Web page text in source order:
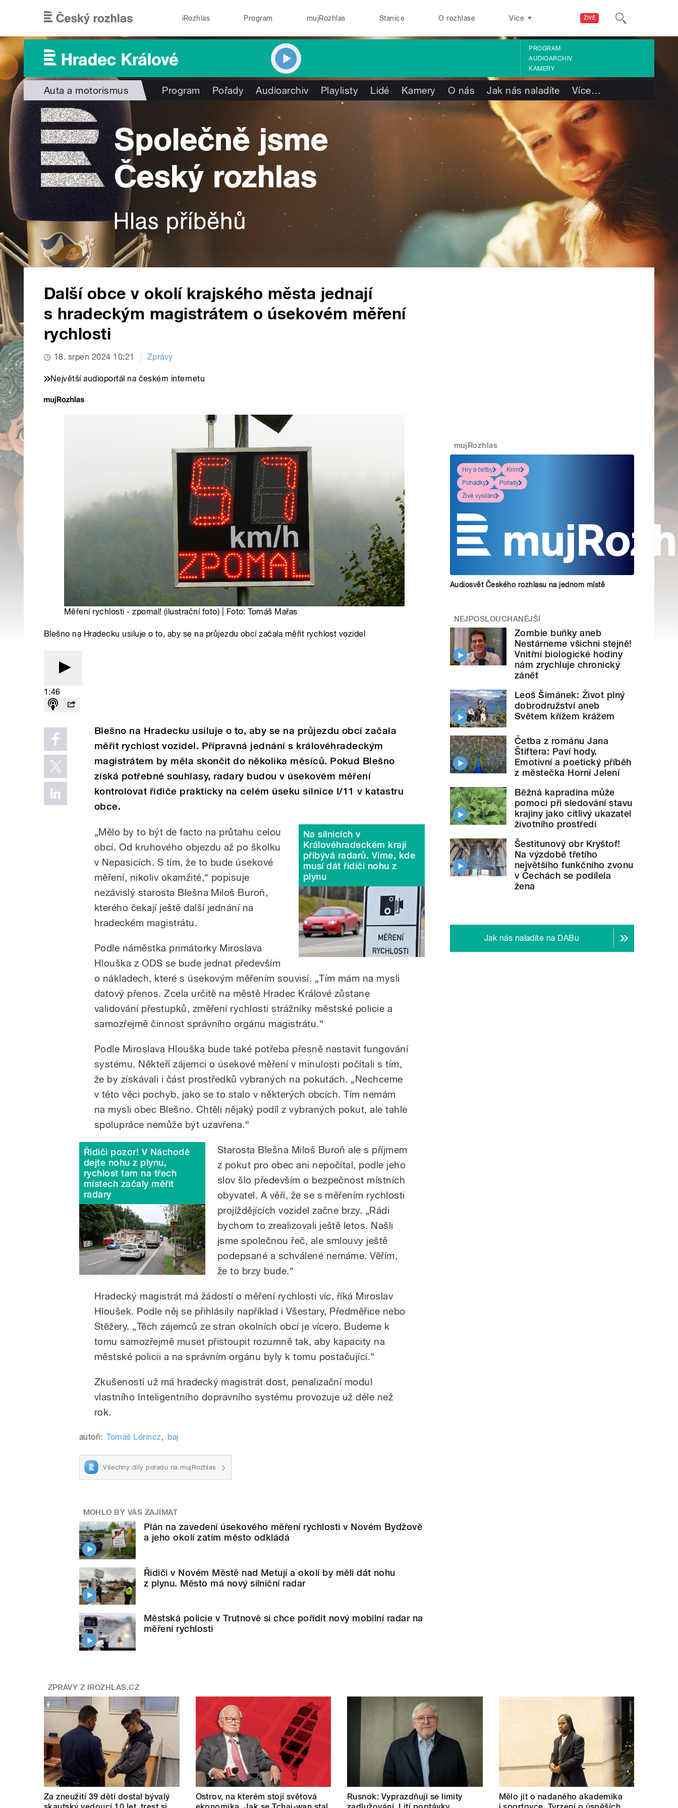
ŽIVĚ
iRozhlas Program mujRozhlas Stanice O rozhlase Více
PROGRAM
AUDIOARCHIV
KAMERY
Auta a motorismus Program Pořady Audioarchiv Playlisty Lidé Kamery O nás Jak nás naladíte Více…
Další obce v okolí krajského města jednají
s hradeckým magistrátem o úsekovém měření
rychlosti
18. srpen 2024 10:21 Zprávy
Největší audioportál na českém internetu
Měření rychlosti - zpomal! (ilustrační foto) | Foto: Tomáš Mařas
Blešno na Hradecku usiluje o to, aby se na průjezdu obcí začala měřit rychlost vozidel
1:46
Blešno na Hradecku usiluje o to, aby se na průjezdu obcí začala
měřit rychlost vozidel. Přípravná jednání s královéhradeckým
magistrátem by měla skončit do několika měsíců. Pokud Blešno
získá potřebné souhlasy, radary budou v úsekovém měření
kontrolovat řidiče prakticky na celém úseku silnice I/11 v katastru
obce.
Na silnicích v
Královéhradeckém kraji
přibývá radarů. Víme, kde
musí dát řidiči nohu z
plynu
„Mělo by to být de facto na průtahu celou
obcí. Od kruhového objezdu až po školku
v Nepasicích. S tím, že to bude úsekové
měření, nikoliv okamžité,“ popisuje
nezávislý starosta Blešna Miloš Buroň,
kterého čekají ještě další jednání na
hradeckém magistrátu.
Podle náměstka primátorky Miroslava
Hlouška z ODS se bude jednat především
o nákladech, které s úsekovým měřením souvisí. „Tím mám na mysli
datový přenos. Zcela určitě na městě Hradec Králové zůstane
validování přestupků, změření rychlosti strážníky městské policie a
samozřejmě činnost správního orgánu magistrátu.“
Podle Miroslava Hlouška bude také potřeba přesně nastavit fungování
systému. Někteří zájemci o úsekové měření v minulosti počítali s tím,
že by získávali i část prostředků vybraných na pokutách. „Nechceme
v této věci pochyb, jako se to stalo v některých obcích. Tím nemám
na mysli obec Blešno. Chtěli nějaký podíl z vybraných pokut, ale tahle
spolupráce nemůže být uzavřena.“
Řidiči pozor! V Náchodě
dejte nohu z plynu,
rychlost tam na třech
místech začaly měřit
radary
Starosta Blešna Miloš Buroň ale s příjmem
z pokut pro obec ani nepočítal, podle jeho
slov šlo především o bezpečnost místních
obyvatel. A věří, že se s měřením rychlosti
projíždějících vozidel začne brzy. „Rádi
bychom to zrealizovali ještě letos. Našli
jsme společnou řeč, ale smlouvy ještě
podepsané a schválené nemáme. Věřím,
že to brzy bude.“
Hradecký magistrát má žádostí o měření rychlosti víc, říká Miroslav
Hloušek. Podle něj se přihlásily například i Všestary, Předměřice nebo
Stěžery. „Těch zájemců ze stran okolních obcí je vícero. Budeme k
tomu samozřejmě muset přistoupit rozumně tak, aby kapacity na
městské policii a na správním orgánu byly k tomu postačující.“
Zkušeností už má hradecký magistrát dost, penalizační modul
vlastního Inteligentního dopravního systému provozuje už déle než
rok.
autoři: Tomáš Lörincz, baj
Všechny díly pořadu na mujRozhlas
MOHLO BY VÁS ZAJÍMAT
Plán na zavedení úsekového měření rychlosti v Novém Bydžově
a jeho okolí zatím město odkládá
Řidiči v Novém Městě nad Metují a okolí by měli dát nohu
z plynu. Město má nový silniční radar
Městská policie v Trutnově si chce pořídit nový mobilní radar na
měření rychlosti
mujRozhlas
Hry a četby
Krimi
Pohádky
Pořady
Živé vysílání
Audiosvět Českého rozhlasu na jednom místě
NEJPOSLOUCHANĚJŠÍ
Zombie buňky aneb
Nestárneme všichni stejně!
Vnitřní biologické hodiny
nám zrychluje chronický
zánět
Leoš Šimánek: Život plný
dobrodružství aneb
Světem křížem krážem
Četba z románu Jana
Štiftera: Paví hody.
Emotivní a poetický příběh
z městečka Horní Jelení
Běžná kapradina může
pomoci při sledování stavu
krajiny jako citlivý ukazatel
životního prostředí
Šestitunový obr Kryštof!
Na výzdobě třetího
největšího funkčního zvonu
v Čechách se podílela
žena
Jak nás naladíte na DABu
ZPRÁVY Z IROZHLAS.CZ
Za zneužití 39 dětí dostal bývalý
Ostrov, na kterém stojí světová
Rusnok: Vyprazdňují se limity
Mělo jít o nadaného akademika